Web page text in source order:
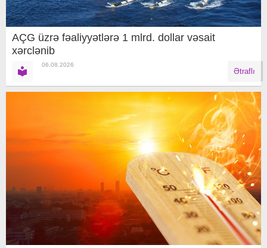
AÇG üzrə fəaliyyətlərə 1 mlrd. dollar vəsait
xərclənib
06.08.2026
Ətraflı